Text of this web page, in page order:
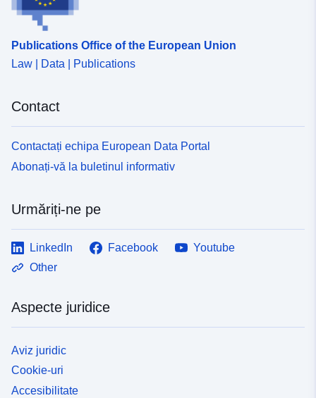
Publications Office of the European Union
Law | Data | Publications
Contact
Contactați echipa European Data Portal
Abonați-vă la buletinul informativ
Urmăriți-ne pe
LinkedIn Facebook
Youtube
Other
Aspecte juridice
Aviz juridic
Cookie-uri
Accesibilitate